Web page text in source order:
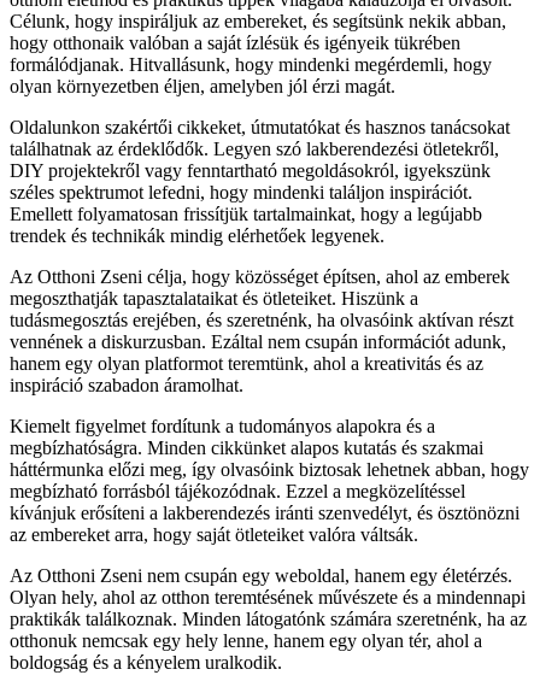
Célunk, hogy inspiráljuk az embereket, és segítsünk nekik abban,
hogy otthonaik valóban a saját ízlésük és igényeik tükrében
formálódjanak. Hitvallásunk, hogy mindenki megérdemli, hogy
olyan környezetben éljen, amelyben jól érzi magát.
Oldalunkon szakértői cikkeket, útmutatókat és hasznos tanácsokat
találhatnak az érdeklődők. Legyen szó lakberendezési ötletekről,
DIY projektekről vagy fenntartható megoldásokról, igyekszünk
széles spektrumot lefedni, hogy mindenki találjon inspirációt.
Emellett folyamatosan frissítjük tartalmainkat, hogy a legújabb
trendek és technikák mindig elérhetőek legyenek.
Az Otthoni Zseni célja, hogy közösséget építsen, ahol az emberek
megoszthatják tapasztalataikat és ötleteiket. Hiszünk a
tudásmegosztás erejében, és szeretnénk, ha olvasóink aktívan részt
vennének a diskurzusban. Ezáltal nem csupán információt adunk,
hanem egy olyan platformot teremtünk, ahol a kreativitás és az
inspiráció szabadon áramolhat.
Kiemelt figyelmet fordítunk a tudományos alapokra és a
megbízhatóságra. Minden cikkünket alapos kutatás és szakmai
háttérmunka előzi meg, így olvasóink biztosak lehetnek abban, hogy
megbízható forrásból tájékozódnak. Ezzel a megközelítéssel
kívánjuk erősíteni a lakberendezés iránti szenvedélyt, és ösztönözni
az embereket arra, hogy saját ötleteiket valóra váltsák.
Az Otthoni Zseni nem csupán egy weboldal, hanem egy életérzés.
Olyan hely, ahol az otthon teremtésének művészete és a mindennapi
praktikák találkoznak. Minden látogatónk számára szeretnénk, ha az
otthonuk nemcsak egy hely lenne, hanem egy olyan tér, ahol a
boldogság és a kényelem uralkodik.